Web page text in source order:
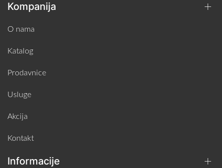
Kompanija
O nama
Katalog
Prodavnice
Usluge
Akcija
Kontakt
Informacije